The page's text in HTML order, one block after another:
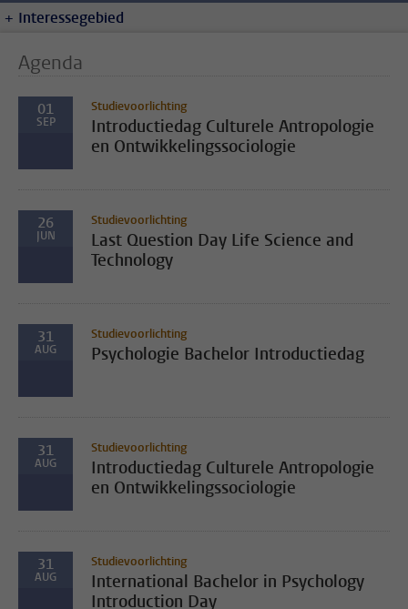
Interessegebied
Agenda
01
SEP
Studievoorlichting
Introductiedag Culturele Antropologie
en Ontwikkelingssociologie
26
JUN
Studievoorlichting
Last Question Day Life Science and
Technology
31
AUG
Studievoorlichting
Psychologie Bachelor Introductiedag
31
AUG
Studievoorlichting
Introductiedag Culturele Antropologie
en Ontwikkelingssociologie
31
AUG
Studievoorlichting
International Bachelor in Psychology
Introduction Day